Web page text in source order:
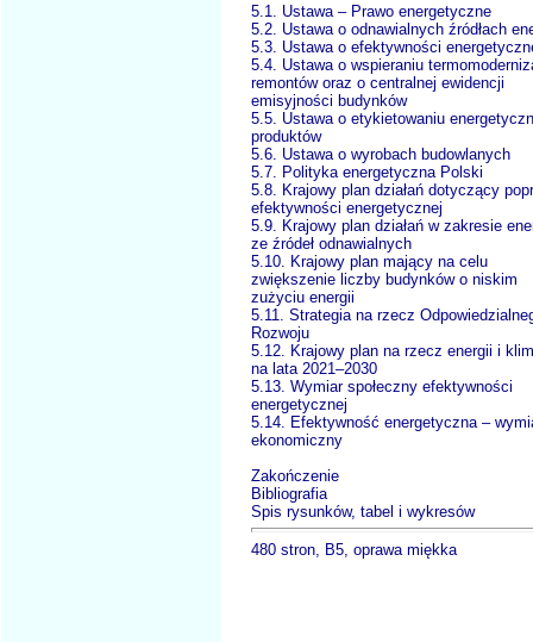
5.1. Ustawa – Prawo energetyczne
5.2. Ustawa o odnawialnych źródłach
5.3. Ustawa o efektywności
5.4. Ustawa o wspieraniu
remontów oraz o centralnej ewidencji
emisyjności budynków
5.5. Ustawa o etykietowaniu
produktów
5.6. Ustawa o wyrobach budowlanych
5.7. Polityka energetyczna Polski
5.8. Krajowy plan działań dotyczący
efektywności energetycznej
5.9. Krajowy plan działań w zakresie
ze źródeł odnawialnych
5.10. Krajowy plan mający na celu
zwiększenie liczby budynków o niskim
zużyciu energii
5.11. Strategia na rzecz
Rozwoju
5.12. Krajowy plan na rzecz energii i
na lata 2021–2030
5.13. Wymiar społeczny efektywności
energetycznej
5.14. Efektywność energetyczna –
ekonomiczny
Zakończenie
Bibliografia
Spis rysunków, tabel i wykresów
480 stron, B5, oprawa miękka